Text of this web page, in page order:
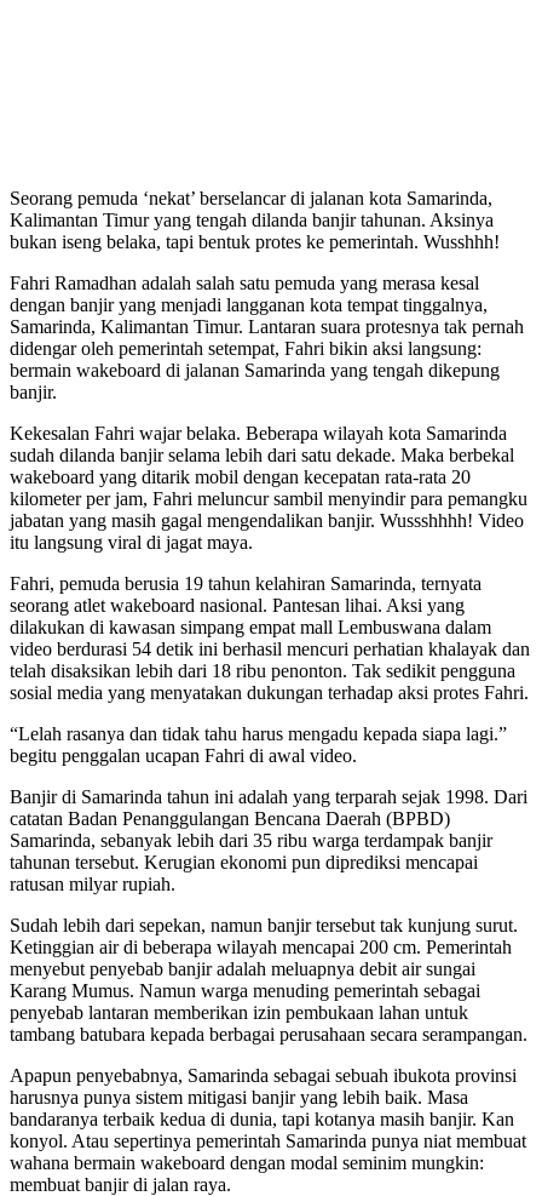
Seorang pemuda ‘nekat’ berselancar di jalanan kota Samarinda,
Kalimantan Timur yang tengah dilanda banjir tahunan. Aksinya
bukan iseng belaka, tapi bentuk protes ke pemerintah. Wusshhh!
Fahri Ramadhan adalah salah satu pemuda yang merasa kesal
dengan banjir yang menjadi langganan kota tempat tinggalnya,
Samarinda, Kalimantan Timur. Lantaran suara protesnya tak pernah
didengar oleh pemerintah setempat, Fahri bikin aksi langsung:
bermain wakeboard di jalanan Samarinda yang tengah dikepung
banjir.
Kekesalan Fahri wajar belaka. Beberapa wilayah kota Samarinda
sudah dilanda banjir selama lebih dari satu dekade. Maka berbekal
wakeboard yang ditarik mobil dengan kecepatan rata-rata 20
kilometer per jam, Fahri meluncur sambil menyindir para pemangku
jabatan yang masih gagal mengendalikan banjir. Wussshhhh! Video
itu langsung viral di jagat maya.
Fahri, pemuda berusia 19 tahun kelahiran Samarinda, ternyata
seorang atlet wakeboard nasional. Pantesan lihai. Aksi yang
dilakukan di kawasan simpang empat mall Lembuswana dalam
video berdurasi 54 detik ini berhasil mencuri perhatian khalayak dan
telah disaksikan lebih dari 18 ribu penonton. Tak sedikit pengguna
sosial media yang menyatakan dukungan terhadap aksi protes Fahri.
“Lelah rasanya dan tidak tahu harus mengadu kepada siapa lagi.”
begitu penggalan ucapan Fahri di awal video.
Banjir di Samarinda tahun ini adalah yang terparah sejak 1998. Dari
catatan Badan Penanggulangan Bencana Daerah (BPBD)
Samarinda, sebanyak lebih dari 35 ribu warga terdampak banjir
tahunan tersebut. Kerugian ekonomi pun diprediksi mencapai
ratusan milyar rupiah.
Sudah lebih dari sepekan, namun banjir tersebut tak kunjung surut.
Ketinggian air di beberapa wilayah mencapai 200 cm. Pemerintah
menyebut penyebab banjir adalah meluapnya debit air sungai
Karang Mumus. Namun warga menuding pemerintah sebagai
penyebab lantaran memberikan izin pembukaan lahan untuk
tambang batubara kepada berbagai perusahaan secara serampangan.
Apapun penyebabnya, Samarinda sebagai sebuah ibukota provinsi
harusnya punya sistem mitigasi banjir yang lebih baik. Masa
bandaranya terbaik kedua di dunia, tapi kotanya masih banjir. Kan
konyol. Atau sepertinya pemerintah Samarinda punya niat membuat
wahana bermain wakeboard dengan modal seminim mungkin:
membuat banjir di jalan raya.